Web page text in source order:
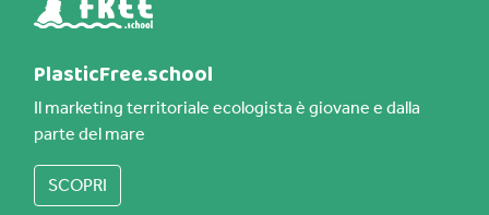
PlasticFree.school
Il marketing territoriale ecologista è giovane e dalla
parte del mare
SCOPRI